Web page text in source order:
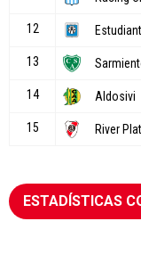
ESTADÍSTICAS